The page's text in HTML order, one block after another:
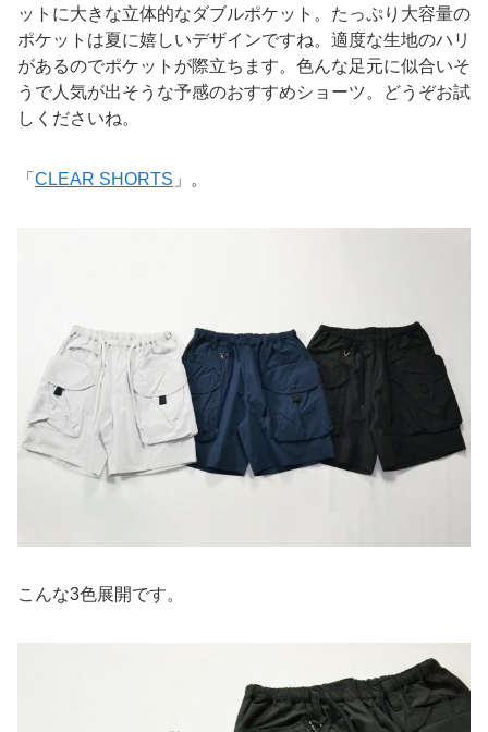
ットに大きな立体的なダブルポケット。たっぷり大容量の
ポケットは夏に嬉しいデザインですね。適度な生地のハリ
があるのでポケットが際立ちます。色んな足元に似合いそ
うで人気が出そうな予感のおすすめショーツ。どうぞお試
しくださいね。
「 CLEAR SHORTS 」。
こんな3色展開です。